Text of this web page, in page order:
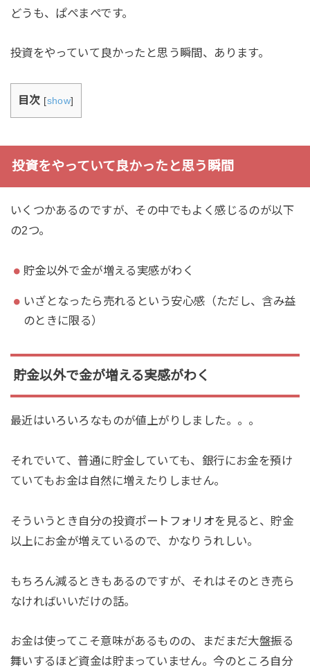
どうも、ぱぺまぺです。
投資をやっていて良かったと思う瞬間、あります。
目次 [show]
投資をやっていて良かったと思う瞬間
いくつかあるのですが、その中でもよく感じるのが以下
の2つ。
貯金以外で金が増える実感がわく
いざとなったら売れるという安心感（ただし、含み益
のときに限る）
貯金以外で金が増える実感がわく
最近はいろいろなものが値上がりしました。。。
それでいて、普通に貯金していても、銀行にお金を預け
ていてもお金は自然に増えたりしません。
そういうとき自分の投資ポートフォリオを見ると、貯金
以上にお金が増えているので、かなりうれしい。
もちろん減るときもあるのですが、それはそのとき売ら
なければいいだけの話。
お金は使ってこそ意味があるものの、まだまだ大盤振る
舞いするほど資金は貯まっていません。今のところ自分